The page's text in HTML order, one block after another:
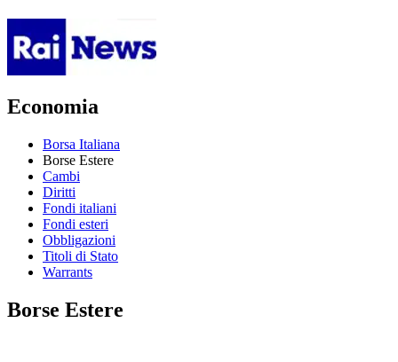
Economia
Borsa Italiana
Borse Estere
Cambi
Diritti
Fondi italiani
Fondi esteri
Obbligazioni
Titoli di Stato
Warrants
Borse Estere